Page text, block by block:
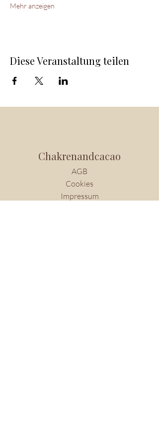
Mehr anzeigen
Diese Veranstaltung teilen
Chakrenandcacao
AGB
Cookies
Impressum